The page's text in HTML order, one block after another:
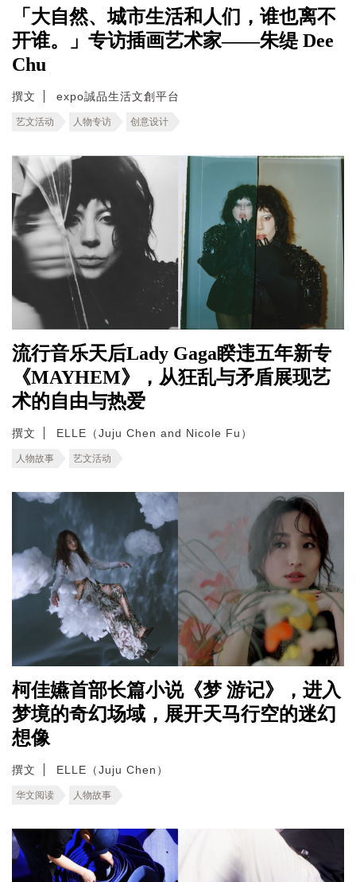
「大自然、城市生活和人们，谁也离不
开谁。」专访插画艺术家——朱缇 Dee
Chu
撰文 expo誠品生活文創平台
艺文活动 人物专访 创意设计
流行音乐天后Lady Gaga睽违五年新专
《MAYHEM》，从狂乱与矛盾展现艺
术的自由与热爱
撰文 ELLE（Juju Chen and Nicole Fu）
人物故事 艺文活动
柯佳嬿首部长篇小说《梦 游记》，进入
梦境的奇幻场域，展开天马行空的迷幻
想像
撰文 ELLE（Juju Chen）
华文阅读 人物故事